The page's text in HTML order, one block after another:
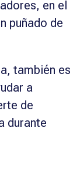
en el
puñado de
también es
a
de
durante